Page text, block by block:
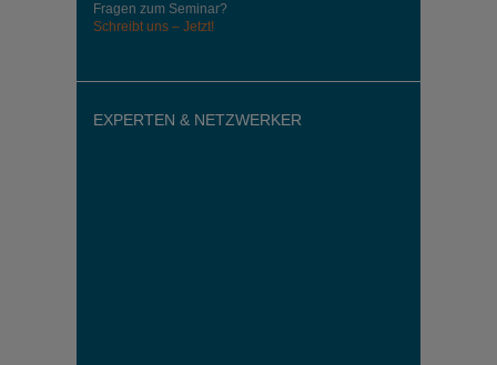
Fragen zum Seminar?
Schreibt uns – Jetzt!
EXPERTEN & NETZWERKER